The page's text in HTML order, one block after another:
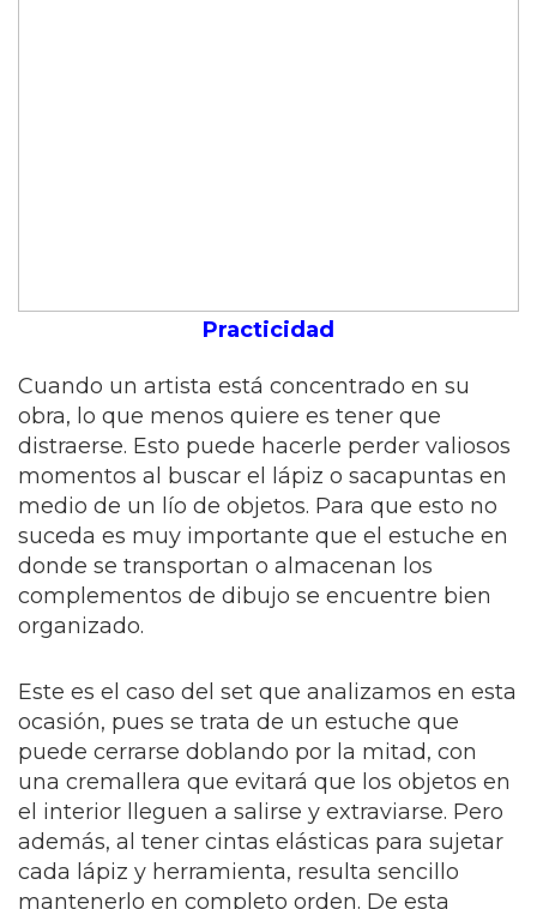
Practicidad
Cuando un artista está concentrado en su
obra, lo que menos quiere es tener que
distraerse. Esto puede hacerle perder valiosos
momentos al buscar el lápiz o sacapuntas en
medio de un lío de objetos. Para que esto no
suceda es muy importante que el estuche en
donde se transportan o almacenan los
complementos de dibujo se encuentre bien
organizado.
Este es el caso del set que analizamos en esta
ocasión, pues se trata de un estuche que
puede cerrarse doblando por la mitad, con
una cremallera que evitará que los objetos en
el interior lleguen a salirse y extraviarse. Pero
además, al tener cintas elásticas para sujetar
cada lápiz y herramienta, resulta sencillo
mantenerlo en completo orden. De esta